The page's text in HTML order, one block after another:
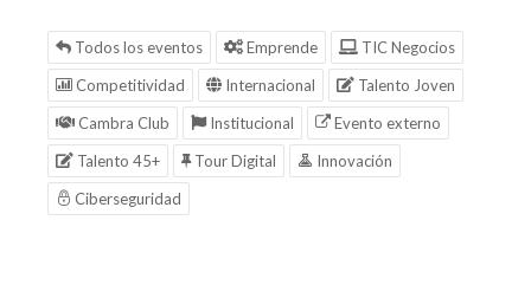
Todos los eventos Emprende
TIC Negocios
Competitividad
Internacional
Talento Joven
Cambra Club
Institucional
Evento externo
Talento 45+
Tour Digital
Innovación
Ciberseguridad